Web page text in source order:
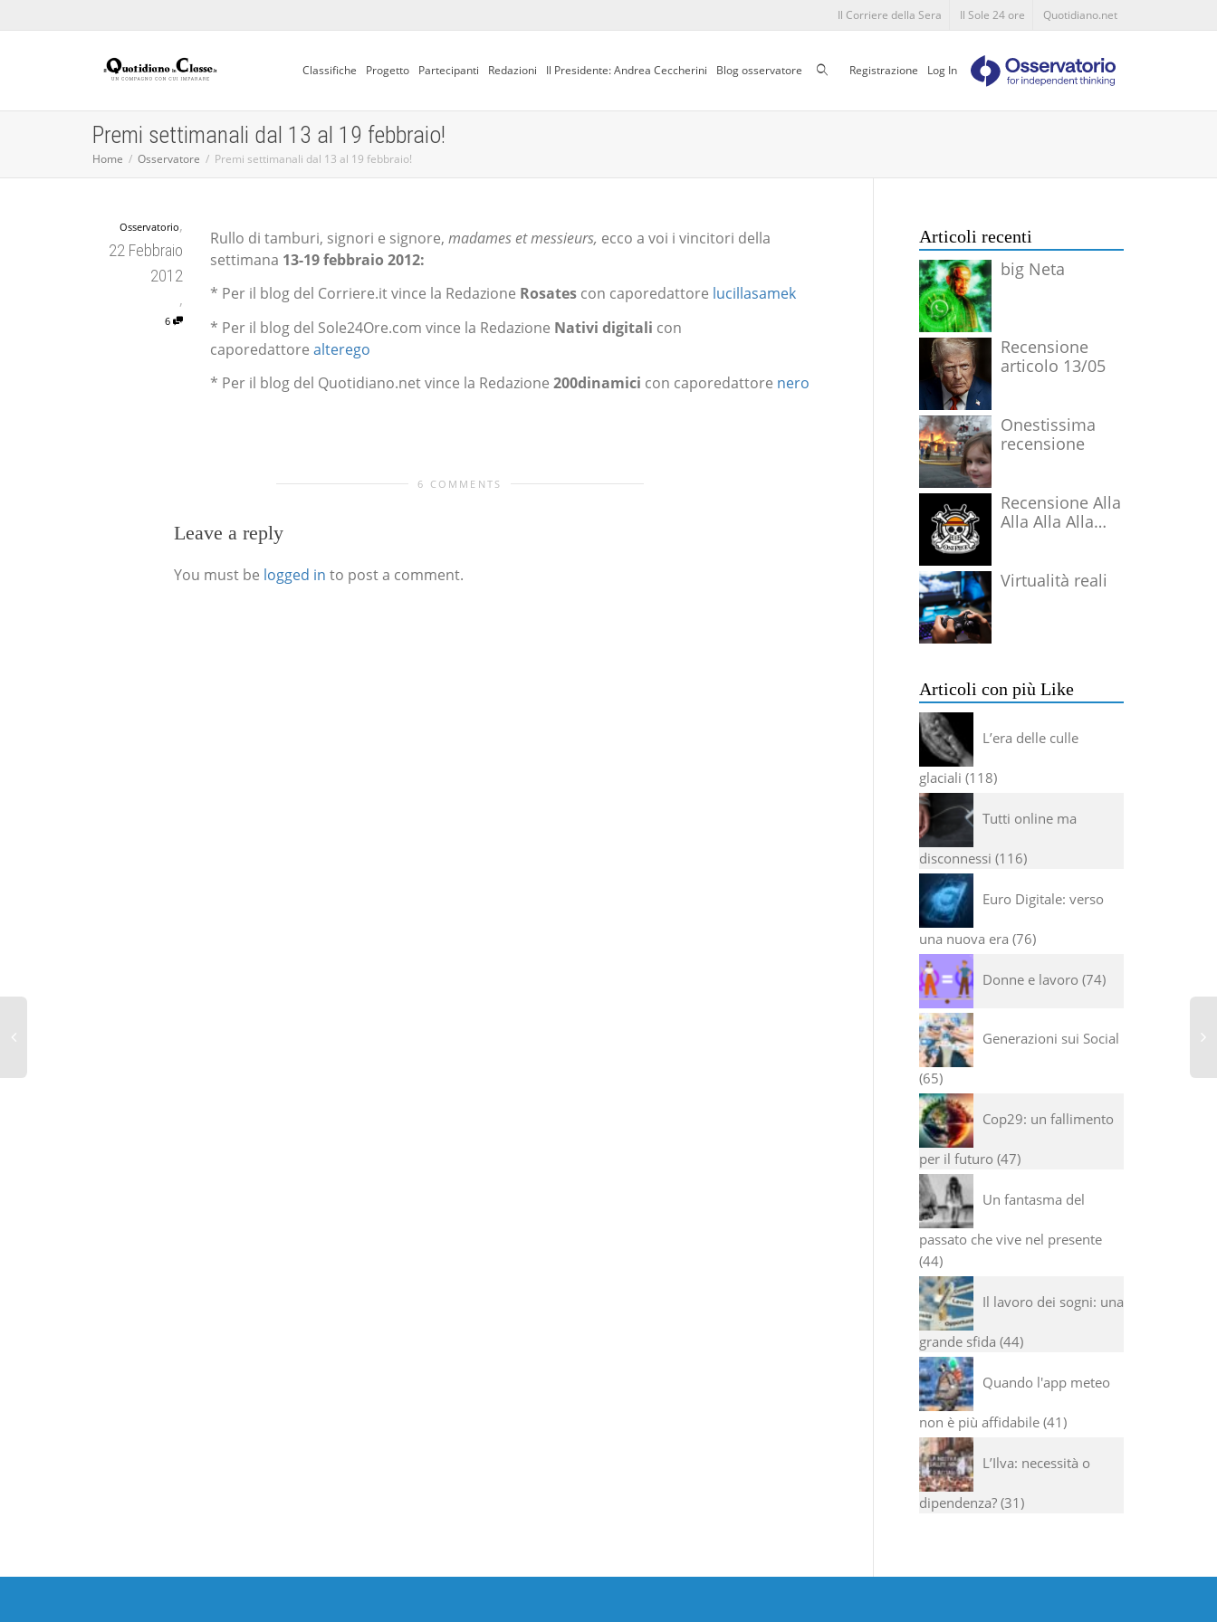
Il Corriere della Sera Il Sole 24 ore Quotidiano.net
Classifiche Progetto Partecipanti Redazioni Il Presidente: Andrea Ceccherini Blog osservatore CercaRegistrazione Log In
Premi settimanali dal 13 al 19 febbraio!
Home Osservatore Premi settimanali dal 13 al 19 febbraio!
Osservatorio,
22 Febbraio
2012
,
6
Rullo di tamburi, signori e signore, madames et messieurs, ecco a voi i vincitori della
settimana 13-19 febbraio 2012:
* Per il blog del Corriere.it vince la Redazione Rosates con caporedattore lucillasamek
* Per il blog del Sole24Ore.com vince la Redazione Nativi digitali con
caporedattore alterego
* Per il blog del Quotidiano.net vince la Redazione 200dinamici con caporedattore nero
6 COMMENTS
Leave a reply
You must be logged in to post a comment.
Articoli recenti
big Neta
Recensione
articolo 13/05
Onestissima
recensione
Recensione Alla
Alla Alla Alla
Virtualità reali
Articoli con più Like
L’era delle culle
glaciali 118
Tutti online ma
disconnessi 116
Euro Digitale: verso
una nuova era 76
Donne e lavoro 74
Generazioni sui Social
65
Cop29: un fallimento
per il futuro 47
Un fantasma del
passato che vive nel presente
44
Il lavoro dei sogni: una
grande sfida 44
Quando l'app meteo
non è più affidabile 41
L’Ilva: necessità o
dipendenza? 31